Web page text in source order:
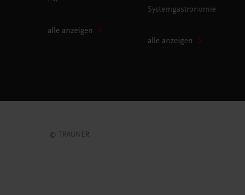
alle anzeigen
Systemgastronomie
alle anzeigen
© TRAUNER